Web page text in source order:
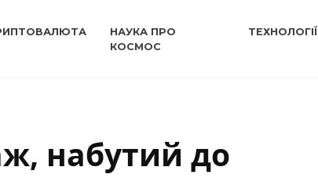
НАУКА ПРО
КОСМОС
ТЕХНОЛОГІЇ
набутий до